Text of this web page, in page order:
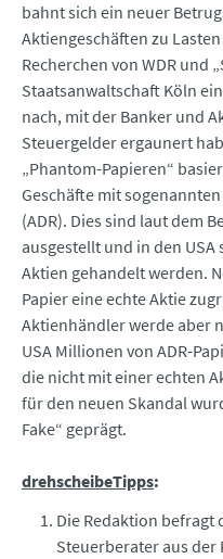
bahnt sich ein neuer
Aktiengeschäften zu
Recherchen von WDR und
Staatsanwaltschaft Köln
nach, mit der Banker und
Steuergelder ergaunert
„Phantom-Papieren“
Geschäfte mit
(ADR). Dies sind laut dem
ausgestellt und in den
Aktien gehandelt werden.
Papier eine echte Aktie
Aktienhändler werde aber
USA Millionen von ADR-
die nicht mit einer echten
für den neuen Skandal
Fake“ geprägt.
drehscheibeTipps:
Die Redaktion befragt
Steuerberater aus der